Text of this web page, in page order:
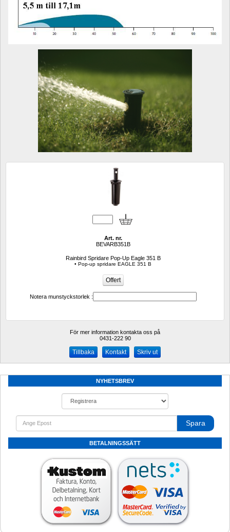
Art. nr.
BEVARB351B
Rainbird Spridare Pop-Up Eagle 351 B
• Pop-up spridare EAGLE 351 B
Notera munstyckstorlek :
För mer information kontakta oss på
0431-222 90
Kontakt Skriv ut
NYHETSBREV
Spara
BETALNINGSSÄTT